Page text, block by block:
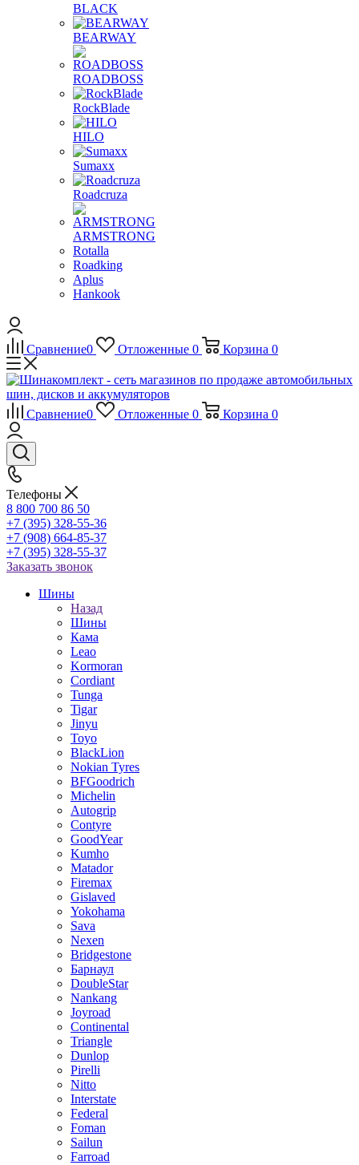
BLACK
BEARWAY
ROADBOSS
RockBlade
HILO
Sumaxx
Roadcruza
ARMSTRONG
Rotalla
Roadking
Aplus
Hankook
Сравнение0 Отложенные 0 Корзина 0
Сравнение0 Отложенные 0 Корзина 0
Телефоны
8 800 700 86 50
+7 (395) 328-55-36
+7 (908) 664-85-37
+7 (395) 328-55-37
Заказать звонок
Шины
Назад
Шины
Кама
Leao
Kormoran
Cordiant
Tunga
Tigar
Jinyu
Toyo
BlackLion
Nokian Tyres
BFGoodrich
Michelin
Autogrip
Contyre
GoodYear
Kumho
Matador
Firemax
Gislaved
Yokohama
Sava
Nexen
Bridgestone
Барнаул
DoubleStar
Nankang
Joyroad
Continental
Triangle
Dunlop
Pirelli
Nitto
Interstate
Federal
Foman
Sailun
Farroad